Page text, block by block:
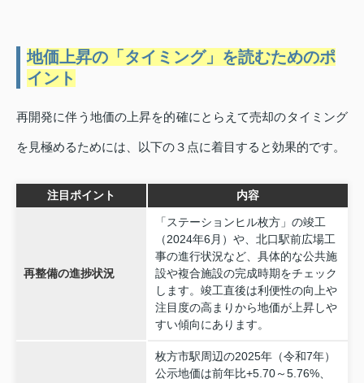
地価上昇の「タイミング」を読むためのポ
イント
再開発に伴う地価の上昇を的確にとらえて売却のタイミング
を見極めるためには、以下の３点に着目すると効果的です。
注目ポイント 内容
再整備の進捗状況
「ステーションヒル枚方」の竣工
（2024年6月）や、北口駅前広場工
事の進行状況など、具体的な公共施
設や複合施設の完成時期をチェック
します。竣工直後は利便性の向上や
注目度の高まりから地価が上昇しや
すい傾向にあります。
枚方市駅周辺の2025年（令和7年）
公示地価は前年比+5.70～5.76%、